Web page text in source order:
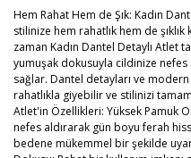
Hem Rahat Hem de Şık: Kadın
stilinize hem rahatlık hem de
zaman Kadın Dantel Detaylı Atlet
yumuşak dokusuyla cildinize
sağlar. Dantel detayları ve modern
rahatlıkla giyebilir ve stilinizi
Atlet'in Özellikleri: Yüksek Pamuk
nefes aldırarak gün boyu ferah
bedene mükemmel bir şekilde